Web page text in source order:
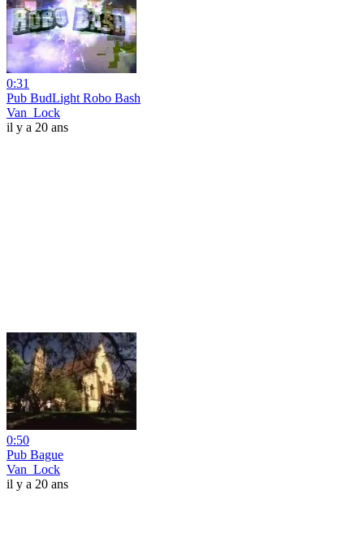
0:31
Pub BudLight Robo Bash
Van_Lock
il y a 20 ans
0:50
Pub Bague
Van_Lock
il y a 20 ans